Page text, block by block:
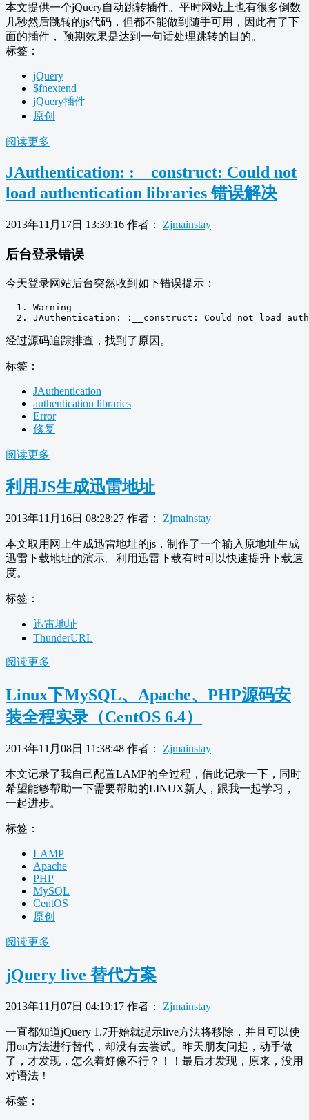
本文提供一个jQuery自动跳转插件。平时网站上也有很多倒数
几秒然后跳转的js代码，但都不能做到随手可用，因此有了下
面的插件， 预期效果是达到一句话处理跳转的目的。
标签：
jQuery
$fnextend
jQuery插件
原创
阅读更多
JAuthentication: :__construct: Could not
load authentication libraries 错误解决
2013年11月17日 13:39:16 作者： Zjmainstay
后台登录错误
今天登录网站后台突然收到如下错误提示：
Warning
JAuthentication : : __construct : Could not load
经过源码追踪排查，找到了原因。
标签：
JAuthentication
authentication libraries
Error
修复
阅读更多
利用JS生成迅雷地址
2013年11月16日 08:28:27 作者： Zjmainstay
本文取用网上生成迅雷地址的js，制作了一个输入原地址生成
迅雷下载地址的演示。利用迅雷下载有时可以快速提升下载速
度。
标签：
迅雷地址
ThunderURL
阅读更多
Linux下MySQL、Apache、PHP源码安
装全程实录（CentOS 6.4）
2013年11月08日 11:38:48 作者： Zjmainstay
本文记录了我自己配置LAMP的全过程，借此记录一下，同时
希望能够帮助一下需要帮助的LINUX新人，跟我一起学习，
一起进步。
标签：
LAMP
Apache
PHP
MySQL
CentOS
原创
阅读更多
jQuery live 替代方案
2013年11月07日 04:19:17 作者： Zjmainstay
一直都知道jQuery 1.7开始就提示live方法将移除，并且可以使
用on方法进行替代，却没有去尝试。昨天朋友问起，动手做
了，才发现，怎么着好像不行？！！最后才发现，原来，没用
对语法！
标签：